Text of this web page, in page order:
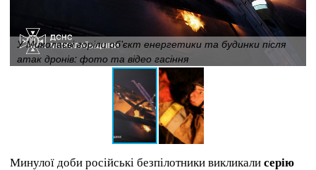
У Миколаєві горіли об'єкт енергетики та будинки після
атак дронів: фото та відео гасіння
Минулої доби російські безпілотники викликали серію